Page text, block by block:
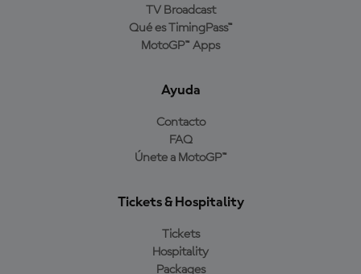
TV Broadcast
Qué es TimingPass™
MotoGP™ Apps
Ayuda
Contacto
FAQ
Únete a MotoGP™
Tickets & Hospitality
Tickets
Hospitality
Packages